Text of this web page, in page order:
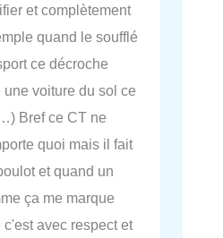
et complètement
quand le soufflé
ce décroche
voiture du sol ce
Bref ce CT ne
quoi mais il fait
et quand un
ça me marque
avec respect et